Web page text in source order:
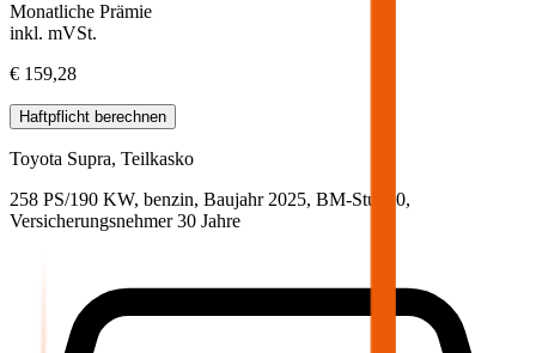
Monatliche Prämie
inkl. mVSt.
€ 159,28
Haftpflicht berechnen
Toyota Supra, Teilkasko
258 PS/190 KW, benzin, Baujahr 2025, BM-Stufe 0,
Versicherungsnehmer 30 Jahre